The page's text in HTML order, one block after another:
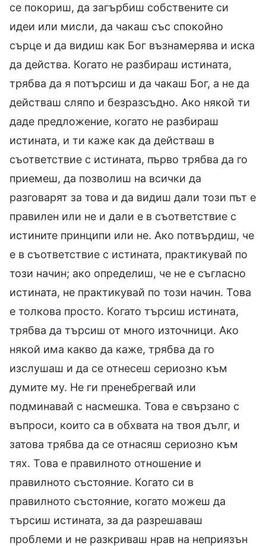
се покориш, да загърбиш собствените си
идеи или мисли, да чакаш със спокойно
сърце и да видиш как Бог възнамерява и иска
да действа. Когато не разбираш истината,
трябва да я потърсиш и да чакаш Бог, а не да
действаш сляпо и безразсъдно. Ако някой ти
даде предложение, когато не разбираш
истината, и ти каже как да действаш в
съответствие с истината, първо трябва да го
приемеш, да позволиш на всички да
разговарят за това и да видиш дали този път е
правилен или не и дали е в съответствие с
истините принципи или не. Ако потвърдиш, че
е в съответствие с истината, практикувай по
този начин; ако определиш, че не е съгласно
истината, не практикувай по този начин. Това
е толкова просто. Когато търсиш истината,
трябва да търсиш от много източници. Ако
някой има какво да каже, трябва да го
изслушаш и да се отнесеш сериозно към
думите му. Не ги пренебрегвай или
подминавай с насмешка. Това е свързано с
въпроси, които са в обхвата на твоя дълг, и
затова трябва да се отнасяш сериозно към
тях. Това е правилното отношение и
правилното състояние. Когато си в
правилното състояние, когато можеш да
търсиш истината, за да разрешаваш
проблеми и не разкриваш нрав на неприязън